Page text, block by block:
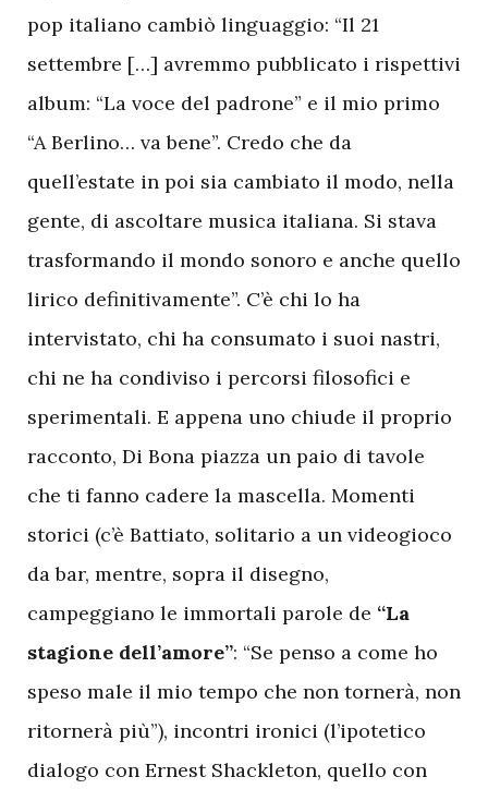
pop italiano cambiò linguaggio: “Il 21
settembre […] avremmo pubblicato i rispettivi
album: “La voce del padrone” e il mio primo
“A Berlino… va bene”. Credo che da
quell’estate in poi sia cambiato il modo, nella
gente, di ascoltare musica italiana. Si stava
trasformando il mondo sonoro e anche quello
lirico definitivamente”. C’è chi lo ha
intervistato, chi ha consumato i suoi nastri,
chi ne ha condiviso i percorsi filosofici e
sperimentali. E appena uno chiude il proprio
racconto, Di Bona piazza un paio di tavole
che ti fanno cadere la mascella. Momenti
storici (c’è Battiato, solitario a un videogioco
da bar, mentre, sopra il disegno,
campeggiano le immortali parole de “La
stagione dell’amore”: “Se penso a come ho
speso male il mio tempo che non tornerà, non
ritornerà più”), incontri ironici (l’ipotetico
dialogo con Ernest Shackleton, quello con